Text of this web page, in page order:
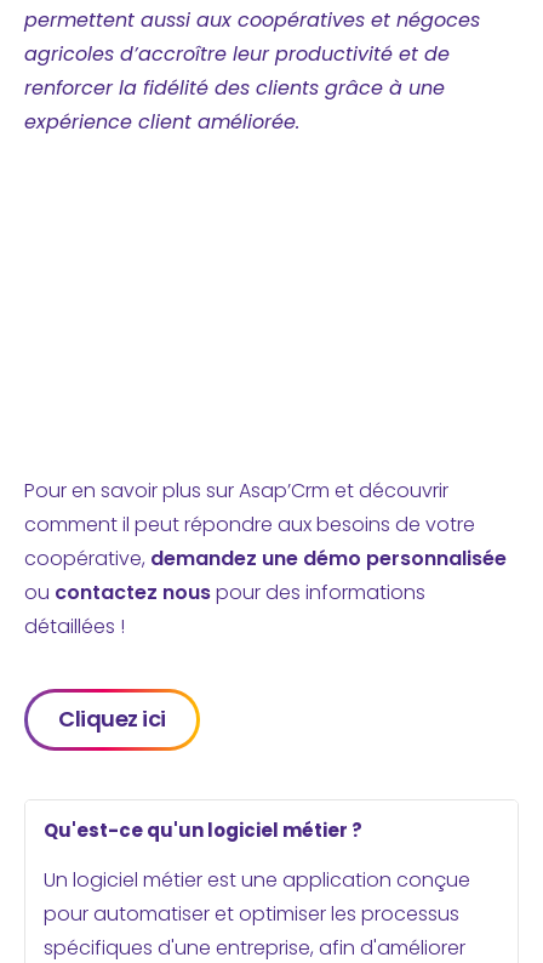
permettent aussi aux coopératives et négoces
agricoles d’accroître leur productivité et de
renforcer la fidélité des clients grâce à une
expérience client améliorée.
Pour en savoir plus sur Asap’Crm et découvrir
comment il peut répondre aux besoins de votre
coopérative, demandez une démo personnalisée
ou contactez nous pour des informations
détaillées !
Cliquez ici
Qu'est-ce qu'un logiciel métier ?
Un logiciel métier est une application conçue
pour automatiser et optimiser les processus
spécifiques d'une entreprise, afin d'améliorer